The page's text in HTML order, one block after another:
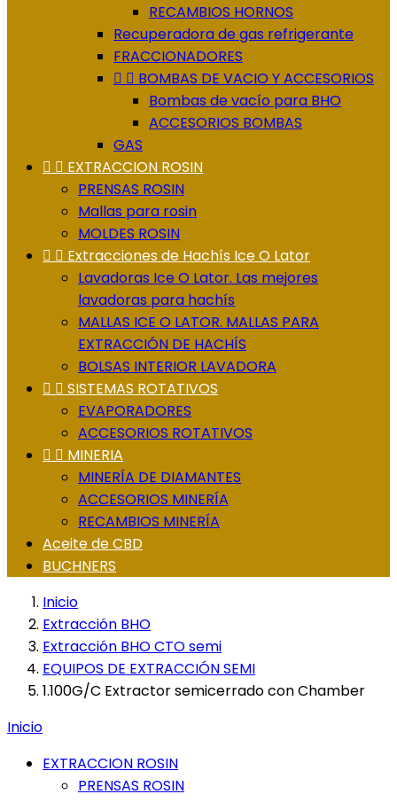
RECAMBIOS HORNOS
Recuperadora de gas refrigerante
FRACCIONADORES
  BOMBAS DE VACIO Y ACCESORIOS
Bombas de vacío para BHO
ACCESORIOS BOMBAS
GAS
  EXTRACCION ROSIN
PRENSAS ROSIN
Mallas para rosin
MOLDES ROSIN
  Extracciones de Hachís Ice O Lator
Lavadoras Ice O Lator. Las mejores
lavadoras para hachís
MALLAS ICE O LATOR. MALLAS PARA
EXTRACCIÓN DE HACHÍS
BOLSAS INTERIOR LAVADORA
  SISTEMAS ROTATIVOS
EVAPORADORES
ACCESORIOS ROTATIVOS
  MINERIA
MINERÍA DE DIAMANTES
ACCESORIOS MINERÍA
RECAMBIOS MINERÍA
Aceite de CBD
BUCHNERS
Inicio
Extracción BHO
Extracción BHO CTO semi
EQUIPOS DE EXTRACCIÓN SEMI
1.100G/C Extractor semicerrado con Chamber
Inicio
EXTRACCION ROSIN
PRENSAS ROSIN